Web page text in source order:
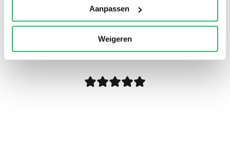
Aanpassen
Weigeren